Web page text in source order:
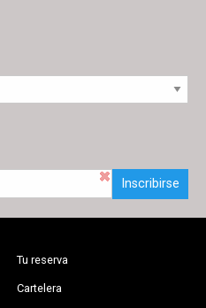
Inscribirse
Tu reserva
Cartelera